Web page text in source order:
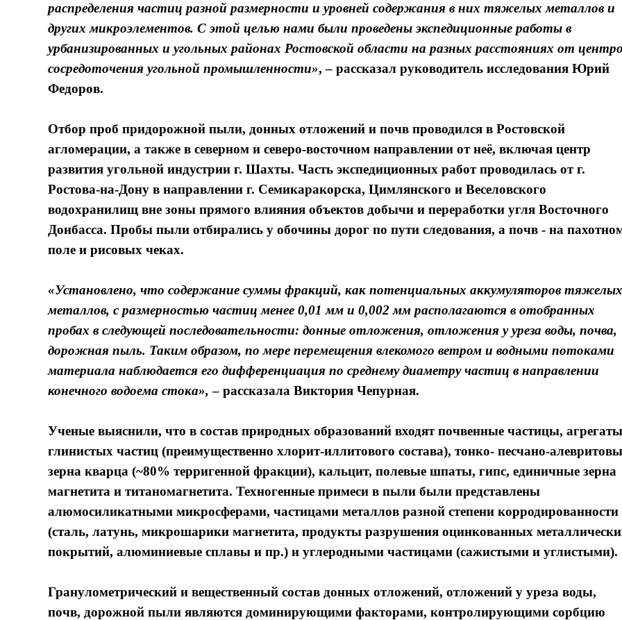
распределения частиц разной размерности и уровней содержания в них тяжелых металлов и
других микроэлементов. С этой целью нами были проведены экспедиционные работы в
урбанизированных и угольных районах Ростовской области на разных расстояниях от
сосредоточения угольной промышленности», – рассказал руководитель исследования Юрий
Федоров.
Отбор проб придорожной пыли, донных отложений и почв проводился в Ростовской
агломерации, а также в северном и северо-восточном направлении от неё, включая центр
развития угольной индустрии г. Шахты. Часть экспедиционных работ проводилась от г.
Ростова-на-Дону в направлении г. Семикаракорска, Цимлянского и Веселовского
водохранилищ вне зоны прямого влияния объектов добычи и переработки угля Восточного
Донбасса. Пробы пыли отбирались у обочины дорог по пути следования, а почв - на
поле и рисовых чеках.
«Установлено, что содержание суммы фракций, как потенциальных аккумуляторов тяжелых
металлов, с размерностью частиц менее 0,01 мм и 0,002 мм располагаются в отобранных
пробах в следующей последовательности: донные отложения, отложения у уреза воды, почва,
дорожная пыль. Таким образом, по мере перемещения влекомого ветром и водными потоками
материала наблюдается его дифференциация по среднему диаметру частиц в направлении
конечного водоема стока», – рассказала Виктория Чепурная.
Ученые выяснили, что в состав природных образований входят почвенные частицы, агрегаты
глинистых частиц (преимущественно хлорит-иллитового состава), тонко- песчано-
зерна кварца (~80% терригенной фракции), кальцит, полевые шпаты, гипс, единичные зерна
магнетита и титаномагнетита. Техногенные примеси в пыли были представлены
алюмосиликатными микросферами, частицами металлов разной степени корродированности
(сталь, латунь, микрошарики магнетита, продукты разрушения оцинкованных
покрытий, алюминиевые сплавы и пр.) и углеродными частицами (сажистыми и углистыми).
Гранулометрический и вещественный состав донных отложений, отложений у уреза воды,
почв, дорожной пыли являются доминирующими факторами, контролирующими сорбцию
Я согласен сполитикой конфиденциальности и защиты информации*
Я согласен сполитикой конфиденциальности и защиты информации*